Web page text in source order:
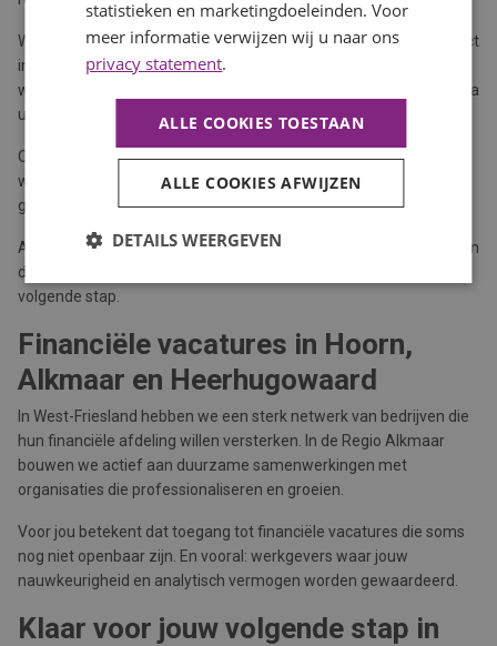
Wij bemiddelen in uiteenlopende financiële vacatures. Soms direct
in vaste dienst via werving en selectie. Soms via detachering,
wanneer flexibiliteit of projectmatige inzet beter past. En soms via
uitzenden, bijvoorbeeld bij tijdelijke uitbreiding of vervanging.
Onze aanpak is persoonlijk, professioneel en resultaatgericht. We
willen begrijpen waar jij energie van krijgt en waar je naartoe wilt
groeien.
Als recruitment partner denken we met je mee over je loopbaan in
de financiële sector. Niet alleen over vandaag, maar ook over je
volgende stap.
Financiële vacatures in Hoorn,
Alkmaar en Heerhugowaard
In West-Friesland hebben we een sterk netwerk van bedrijven die
hun financiële afdeling willen versterken. In de Regio Alkmaar
bouwen we actief aan duurzame samenwerkingen met
organisaties die professionaliseren en groeien.
Voor jou betekent dat toegang tot financiële vacatures die soms
nog niet openbaar zijn. En vooral: werkgevers waar jouw
nauwkeurigheid en analytisch vermogen worden gewaardeerd.
Klaar voor jouw volgende stap in
statistieken en marketingdoeleinden. Voor
meer informatie verwijzen wij u naar ons
privacy statement.
ALLE COOKIES TOESTAAN
ALLE COOKIES AFWIJZEN
DETAILS WEERGEVEN